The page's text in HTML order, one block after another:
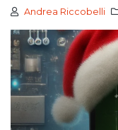
Andrea Riccobelli